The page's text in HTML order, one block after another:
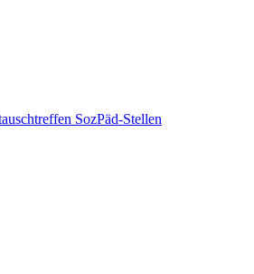
SozPäd-Stellen